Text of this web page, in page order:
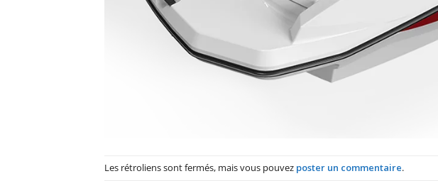
Les rétroliens sont fermés, mais vous pouvez poster un commentaire.